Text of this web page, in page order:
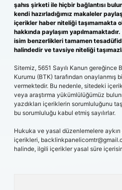
şahıs şirketi ile hiçbir bağlantısı
kendi hazırladığımız makaleler
içerikler haber niteliği taşımamakta
hakkında paylaşım
isim benzerlikleri tamamen
halindedir ve tavsiye niteliği
Sitemiz, 5651 Sayılı Kanun gereğince
Kurumu (BTK) tarafından onaylanmış
vermektedir. Bu nedenle, sitedeki
veya araştırma yükümlülüğümüz
yazdıkları içeriklerin sorumluluğunu
bu sorumluluğu kabul etmiş sayılırlar.
Hukuka ve yasal düzenlemelere
içerikleri,
halinde, ilgili içerikler yasal süre